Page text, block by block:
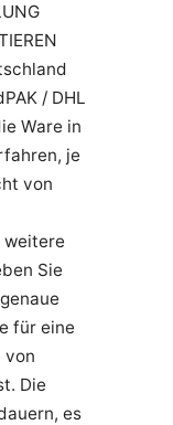
/ DHL
Ware in
je
von
weitere
Sie
für eine
von
Die
es